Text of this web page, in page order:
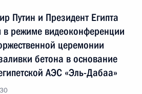
Путин и Президент Египта
в режиме видеоконференции
церемонии
бетона в основание
АЭС «Эль-Дабаа»